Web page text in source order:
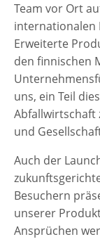
Team vor Ort
internationalen
Erweiterte
den finnischen
uns, ein Teil
Abfallwirtschaft
und
Auch der
Besuchern
unserer
Ansprüchen